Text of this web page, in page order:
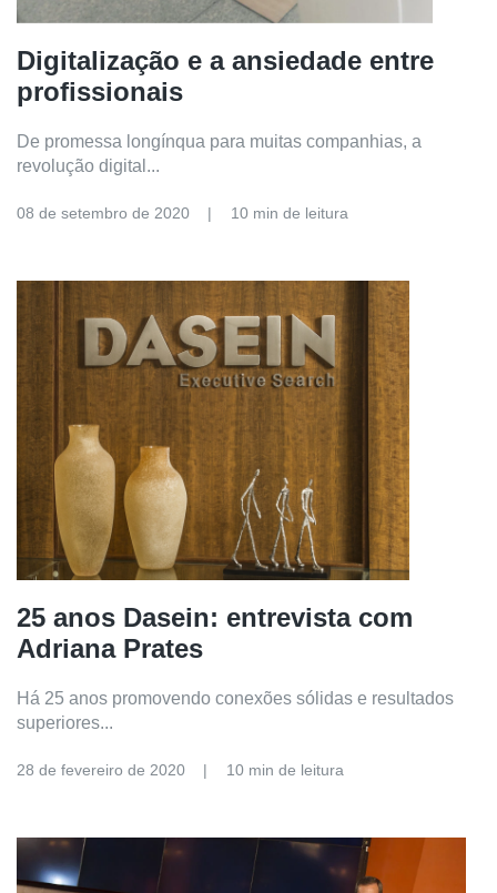
Digitalização e a ansiedade entre
profissionais
De promessa longínqua para muitas companhias, a
revolução digital...
08 de setembro de 2020 10 min de leitura
25 anos Dasein: entrevista com
Adriana Prates
Há 25 anos promovendo conexões sólidas e resultados
superiores...
28 de fevereiro de 2020 10 min de leitura